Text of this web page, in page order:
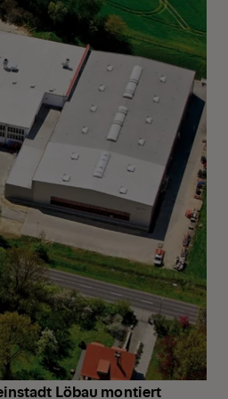
Löbau montiert